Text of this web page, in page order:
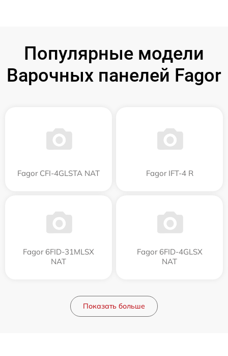
Популярные модели
Варочных панелей Fagor
Fagor CFI-4GLSTA NAT Fagor IFT-4 R
Fagor 6FID-31MLSX
NAT
Fagor 6FID-4GLSX
NAT
Показать больше